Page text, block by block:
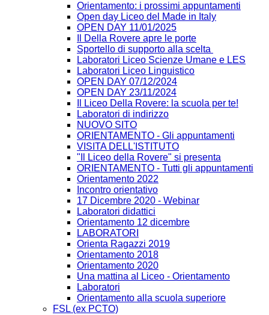
Orientamento: i prossimi appuntamenti
Open day Liceo del Made in Italy
OPEN DAY 11/01/2025
Il Della Rovere apre le porte
Sportello di supporto alla scelta
Laboratori Liceo Scienze Umane e LES
Laboratori Liceo Linguistico
OPEN DAY 07/12/2024
OPEN DAY 23/11/2024
Il Liceo Della Rovere: la scuola per te!
Laboratori di indirizzo
NUOVO SITO
ORIENTAMENTO - Gli appuntamenti
VISITA DELL'ISTITUTO
"Il Liceo della Rovere" si presenta
ORIENTAMENTO - Tutti gli appuntamenti
Orientamento 2022
Incontro orientativo
17 Dicembre 2020 - Webinar
Laboratori didattici
Orientamento 12 dicembre
LABORATORI
Orienta Ragazzi 2019
Orientamento 2018
Orientamento 2020
Una mattina al Liceo - Orientamento
Laboratori
Orientamento alla scuola superiore
FSL (ex PCTO)